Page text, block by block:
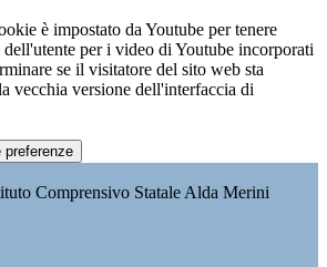
è impostato da Youtube per tenere
dell'utente per i video di Youtube incorporati
se il visitatore del sito web sta
vecchia versione dell'interfaccia di
preferenze
Comprensivo Statale Alda Merini